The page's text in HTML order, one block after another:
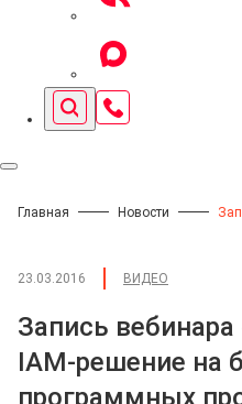
Главная Новости
23.03.2016 ВИДЕО
Запись
IAM-решение на
программных